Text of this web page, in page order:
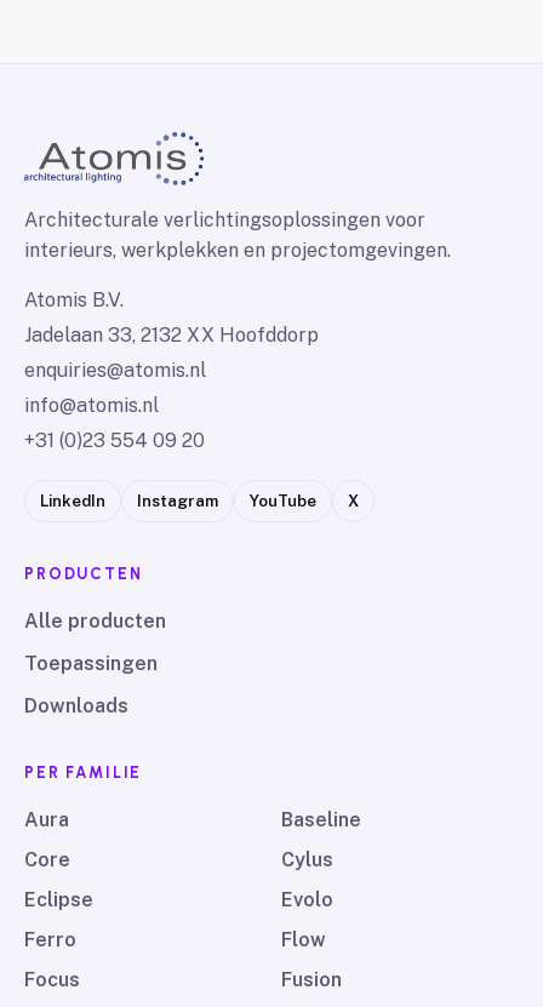
Architecturale verlichtingsoplossingen voor
interieurs, werkplekken en projectomgevingen.
Atomis B.V.
Jadelaan 33, 2132 XX Hoofddorp
enquiries@atomis.nl
info@atomis.nl
+31 (0)23 554 09 20
LinkedIn Instagram YouTube X
PRODUCTEN
Alle producten
Toepassingen
Downloads
PER FAMILIE
Aura
Baseline
Core
Cylus
Eclipse
Evolo
Ferro
Flow
Focus
Fusion